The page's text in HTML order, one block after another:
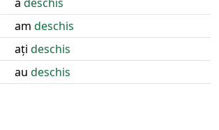
am deschis
ați deschis
au deschis